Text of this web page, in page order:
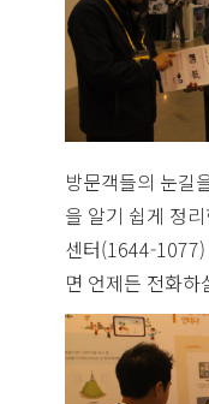
방문객들의 눈길
을 알기 쉽게 정
센터(1644-1077)
면 언제든 전화하